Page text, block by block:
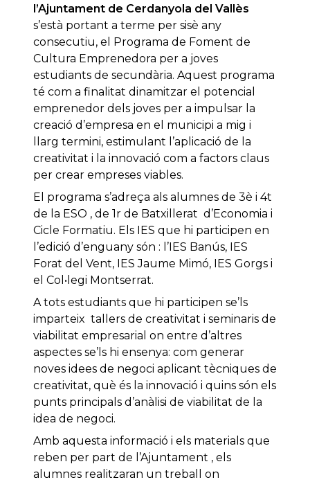
l’Ajuntament de Cerdanyola del Vallès
s’està portant a terme per sisè any
consecutiu, el Programa de Foment de
Cultura Emprenedora per a joves
estudiants de secundària. Aquest programa
té com a finalitat dinamitzar el potencial
emprenedor dels joves per a impulsar la
creació d’empresa en el municipi a mig i
llarg termini, estimulant l’aplicació de la
creativitat i la innovació com a factors claus
per crear empreses viables.
El programa s’adreça als alumnes de 3è i 4t
de la ESO , de 1r de Batxillerat d’Economia i
Cicle Formatiu. Els IES que hi participen en
l’edició d’enguany són : l’IES Banús, IES
Forat del Vent, IES Jaume Mimó, IES Gorgs i
el Col•legi Montserrat.
A tots estudiants que hi participen se’ls
imparteix tallers de creativitat i seminaris de
viabilitat empresarial on entre d’altres
aspectes se’ls hi ensenya: com generar
noves idees de negoci aplicant tècniques de
creativitat, què és la innovació i quins són els
punts principals d’anàlisi de viabilitat de la
idea de negoci.
Amb aquesta informació i els materials que
reben per part de l’Ajuntament , els
alumnes realitzaran un treball on